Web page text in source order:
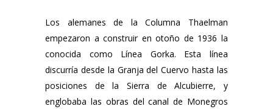
Los alemanes de la Columna Thaelman
empezaron a construir en otoño de 1936 la
conocida como Línea Gorka. Esta línea
discurría desde la Granja del Cuervo hasta las
posiciones de la Sierra de Alcubierre, y
englobaba las obras del canal de Monegros